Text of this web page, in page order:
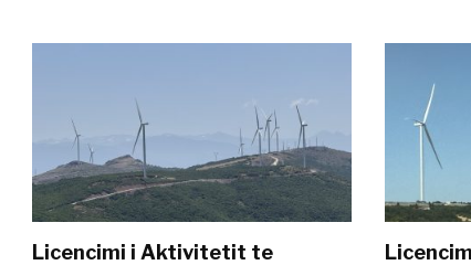
Licencimi i Aktivitetit te